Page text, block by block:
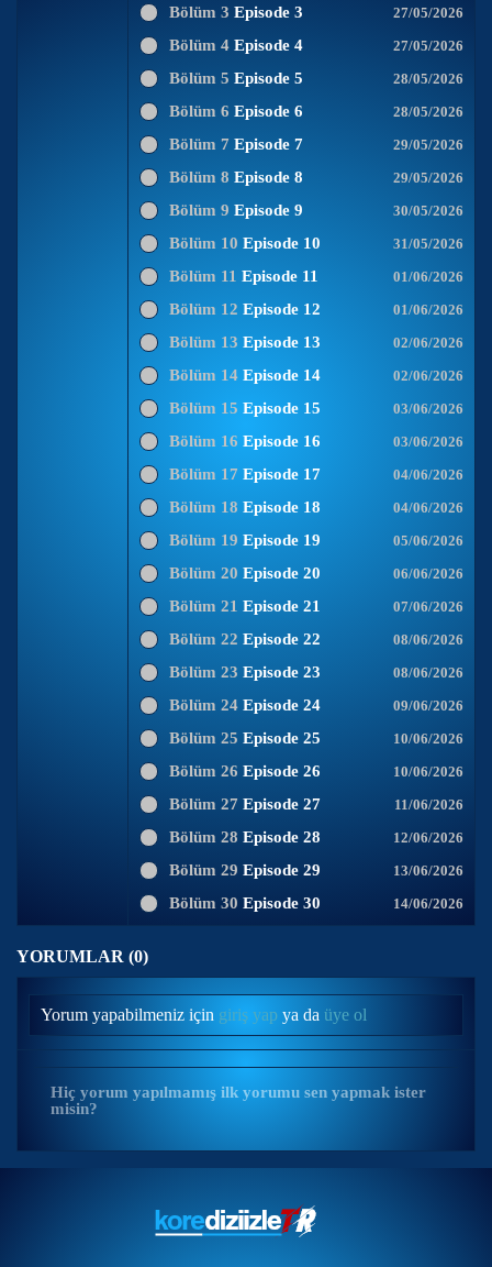
Bölüm 3 Episode 3 27/05/2026
Bölüm 4 Episode 4 27/05/2026
Bölüm 5 Episode 5 28/05/2026
Bölüm 6 Episode 6 28/05/2026
Bölüm 7 Episode 7 29/05/2026
Bölüm 8 Episode 8 29/05/2026
Bölüm 9 Episode 9 30/05/2026
Bölüm 10 Episode 10 31/05/2026
Bölüm 11 Episode 11 01/06/2026
Bölüm 12 Episode 12 01/06/2026
Bölüm 13 Episode 13 02/06/2026
Bölüm 14 Episode 14 02/06/2026
Bölüm 15 Episode 15 03/06/2026
Bölüm 16 Episode 16 03/06/2026
Bölüm 17 Episode 17 04/06/2026
Bölüm 18 Episode 18 04/06/2026
Bölüm 19 Episode 19 05/06/2026
Bölüm 20 Episode 20 06/06/2026
Bölüm 21 Episode 21 07/06/2026
Bölüm 22 Episode 22 08/06/2026
Bölüm 23 Episode 23 08/06/2026
Bölüm 24 Episode 24 09/06/2026
Bölüm 25 Episode 25 10/06/2026
Bölüm 26 Episode 26 10/06/2026
Bölüm 27 Episode 27 11/06/2026
Bölüm 28 Episode 28 12/06/2026
Bölüm 29 Episode 29 13/06/2026
Bölüm 30 Episode 30 14/06/2026
YORUMLAR (0)
Yorum yapabilmeniz için giriş yap ya da üye ol
Hiç yorum yapılmamış ilk yorumu sen yapmak ister
misin?